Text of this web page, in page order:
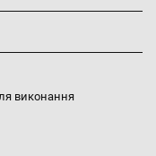
виконання